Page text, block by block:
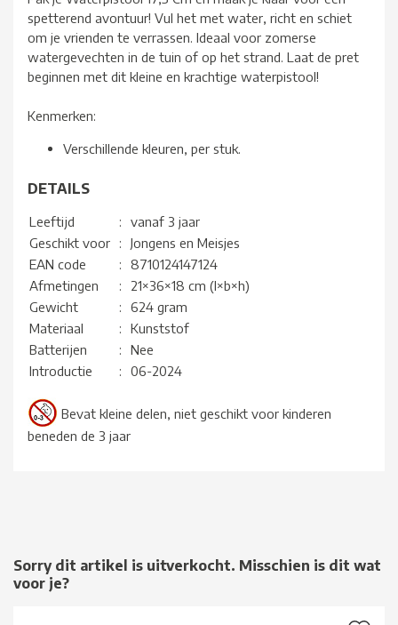
spetterend avontuur! Vul het met water, richt en schiet
om je vrienden te verrassen. Ideaal voor zomerse
watergevechten in de tuin of op het strand. Laat de pret
beginnen met dit kleine en krachtige waterpistool!
Kenmerken:
Verschillende kleuren, per stuk.
DETAILS
Leeftijd :
vanaf 3 jaar
Geschikt voor
:
Jongens en Meisjes
EAN code
:
8710124147124
Afmetingen
:
21×36×18 cm (l×b×h)
Gewicht
:
624 gram
Materiaal
:
Kunststof
Batterijen
:
Nee
Introductie
: 06-2024
Bevat kleine delen, niet geschikt voor kinderen
beneden de 3 jaar
Sorry dit artikel is uitverkocht. Misschien is dit wat
voor je?